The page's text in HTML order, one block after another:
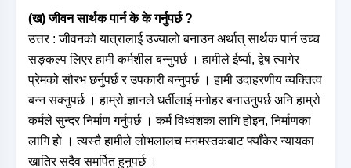
(ख) जीवन सार्थक पार्न के के गर्नुपर्छ ?
उत्तर : जीवनको यात्रालाई उज्यालो बनाउन अर्थात् सार्थक पार्न उच्च
सङ्कल्प लिएर हामी कर्मशील बन्नुपर्छ । हामीले ईर्ष्या, द्वेष त्यागेर
प्रेमको सौरभ छर्नुपर्छ र उपकारी बन्नुपर्छ । हामी उदाहरणीय व्यक्तित्व
बन्न सक्नुपर्छ । हाम्रो ज्ञानले धर्तीलाई मनोहर बनाउनुपर्छ अनि हाम्रो
कर्मले सुन्दर निर्माण गर्नुपर्छ । कर्म विध्वंशका लागि होइन, निर्माणका
लागि हो । त्यस्तै हामीले लोभलालच मनमस्तकबाट फ्याँकेर न्यायका
खातिर सदैव समर्पित हुनुपर्छ ।